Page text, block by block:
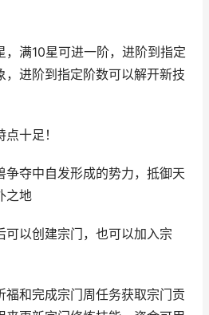
，满10星可进一阶，进阶到指定
，进阶到指定阶数可以解开新技
十足！
争夺中自发形成的势力，抵御天
之地
可以创建宗门，也可以加入宗
福和完成宗门周任务获取宗门贡